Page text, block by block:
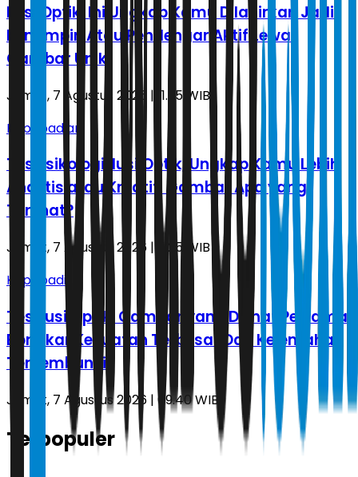
Ilusi Optik: Ini Ungkap Kamu Dilahirkan Jadi
Pemimpin Atau Pendengar Aktif Lewat
Gambar Unik
Jumat, 7 Agustus 2026 | 11.35 WIB
Kepribadian
Tes Psikologi Ilusi Optik, Ungkap Kamu Lebih
Analitis atau Kreatif: Gambar Apa yang
Terlihat?
Jumat, 7 Agustus 2026 | 11.25 WIB
Kepribadian
Tes Ilusi Optik: Gambar yang Dilihat Pertama
Bongkar Kekuatan Terbesar Dan Kelemahan
Tersembunyi
Jumat, 7 Agustus 2026 | 09.40 WIB
Terpopuler